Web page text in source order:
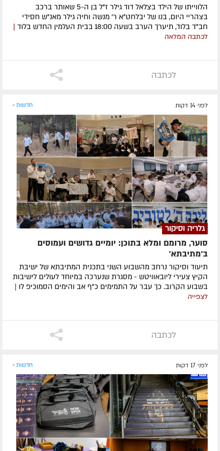
הלווייתו של הילד בצלאל דוד גילר ז"ל בן ה-5 שאותר ברכב
בצהריי היום, בנו של יבלחט"א ר' מנשה וחיה גילר מאנ"ש חסידי
חב"ד בלוד, תיערך הערב בשעה 18:00 בבית העלמין החדש בלוד
|
לכתבה המלאה
לכתבה
לפני 14 דקות חדשות »
גלריה וסיקור
סוער, מרומם ומלא בתוכן: יומיים גדושים ועמוסים
ב'מתיבתא'
תיעוד וסיקור נרחב מהשבוע השני בתכנית המתיבתא של ישיבת
הקיץ צעירי ליובאוויטש - מסגרת שנערכה במיוחד לעולים לישיבות
בשבוע הקרוב. כך עבר על התמימים כ"ף אב והימים הסמוכיפ לו
לצפייה
לכתבה
לפני 17 דקות חדשות »